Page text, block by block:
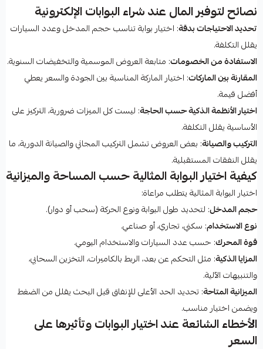
نصائح لتوفير المال عند شراء البوابات الإلكترونية
تحديد الاحتياجات بدقة: اختيار بوابة تناسب حجم المدخل وعدد السيارات
يقلل التكلفة.
الاستفادة من الخصومات: متابعة العروض الموسمية والتخفيضات السنوية.
المقارنة بين الماركات: اختيار الماركة المناسبة بين الجودة والسعر يعطي
أفضل قيمة.
اختيار الأنظمة الذكية حسب الحاجة: ليست كل الميزات ضرورية، التركيز على
الأساسية يقلل التكلفة.
التركيب والصيانة: بعض العروض تشمل التركيب المجاني والصيانة الدورية، ما
يقلل النفقات المستقبلية.
كيفية اختيار البوابة المثالية حسب المساحة والميزانية
اختيار البوابة المثالية يتطلب مراعاة:
حجم المدخل: لتحديد طول البوابة ونوع الحركة (سحب أو دوار).
نوع الاستخدام: سكني، تجاري، أو صناعي.
قوة المحرك: حسب عدد السيارات والاستخدام اليومي.
المزايا الذكية: مثل التحكم عن بعد، الربط بالكاميرات، التخزين السحابي،
والتنبيهات الآلية.
الميزانية المتاحة: تحديد الحد الأعلى للإنفاق قبل البحث يقلل من الضغط
ويضمن اختيار مناسب.
الأخطاء الشائعة عند اختيار البوابات وتأثيرها على
السعر